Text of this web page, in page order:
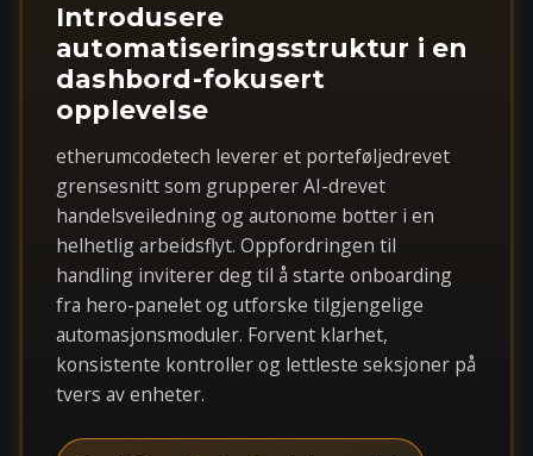
Introdusere
automatiseringsstruktur i en
dashbord-fokusert
opplevelse
etherumcodetech leverer et porteføljedrevet
grensesnitt som grupperer AI-drevet
handelsveiledning og autonome botter i en
helhetlig arbeidsflyt. Oppfordringen til
handling inviterer deg til å starte onboarding
fra hero-panelet og utforske tilgjengelige
automasjonsmoduler. Forvent klarhet,
konsistente kontroller og lettleste seksjoner på
tvers av enheter.